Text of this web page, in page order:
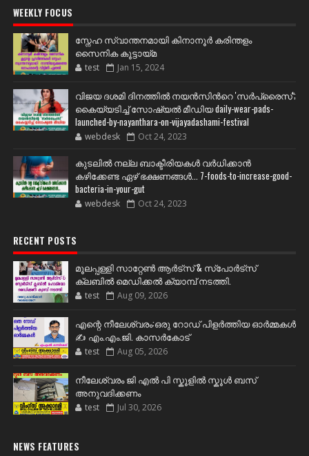
WEEKLY FOCUS
സ്നേഹ സ്വാന്തനമായി കിനാനൂർ കരിന്തളം
സൈനിക കൂട്ടായ്മ
test Jan 15, 2024
വിജയ ദശമി ദിനത്തില്‍ നയന്‍സിന്‍റെ 'സര്‍പ്രൈസ്';
കൈയ്യടിച്ച് സോഷ്യല്‍ മീഡിയ daily-wear-pads-
launched-by-nayanthara-on-vijayadashami-festival
webdesk Oct 24, 2023
കുടലിൽ നല്ല ബാക്ടീരിയകൾ വര്‍ധിക്കാന്‍
കഴിക്കേണ്ട ഏഴ് ഭക്ഷണങ്ങള്‍... 7-foods-to-increase-good-
bacteria-in-your-gut
webdesk Oct 24, 2023
RECENT POSTS
മൂലപ്പള്ളി സാറ്റേൺ ആർട്സ് & സ്പോർട്സ്
ക്ലബിൽ മെഡിക്കൽ ക്യാമ്പ് നടത്തി.
test Aug 09, 2026
എന്റെ നീലേശ്വരം:ഒരു റോഡ് പിളർത്തിയ ഓർമ്മകൾ
✍️ എം.എം.ജി. കാസർകോട്
test Aug 05, 2026
നീലേശ്വരം ജി എൽ പി സ്കൂളിൽ സ്കൂൾ ബസ്
അനുവദിക്കണം
test Jul 30, 2026
NEWS FEATURES